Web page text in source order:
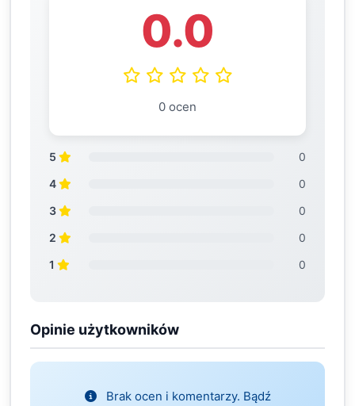
0.0
0 ocen
5
0
4
0
3
0
2
0
1
0
Opinie użytkowników
Brak ocen i komentarzy. Bądź